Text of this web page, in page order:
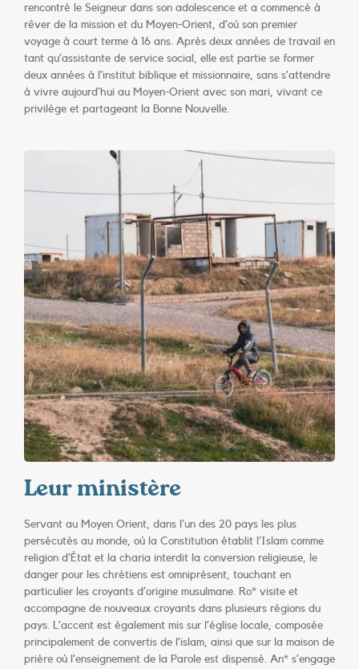
rencontré le Seigneur dans son adolescence et a commencé à
rêver de la mission et du Moyen-Orient, d’où son premier
voyage à court terme à 16 ans. Après deux années de travail en
tant qu’assistante de service social, elle est partie se former
deux années à l’institut biblique et missionnaire, sans s’attendre
à vivre aujourd’hui au Moyen-Orient avec son mari, vivant ce
privilège et partageant la Bonne Nouvelle.
Leur ministère
Servant au Moyen Orient, dans l’un des 20 pays les plus
persécutés au monde, où la Constitution établit l’Islam comme
religion d’État et la charia interdit la conversion religieuse, le
danger pour les chrétiens est omniprésent, touchant en
particulier les croyants d’origine musulmane. Ro* visite et
accompagne de nouveaux croyants dans plusieurs régions du
pays. L’accent est également mis sur l’église locale, composée
principalement de convertis de l’islam, ainsi que sur la maison de
prière où l’enseignement de la Parole est dispensé. An* s’engage